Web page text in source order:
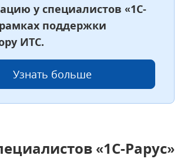
у специалистов «1С-
поддержки
ИТС.
Узнать больше
«1С-Рарус»